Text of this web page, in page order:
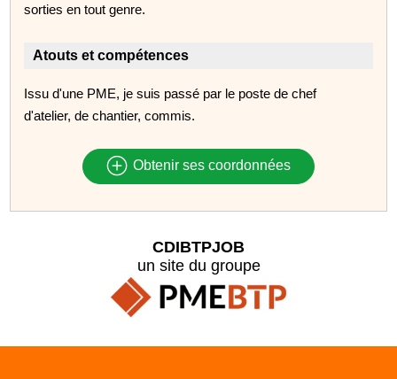
sorties en tout genre.
Atouts et compétences
Issu d'une PME, je suis passé par le poste de chef
d'atelier, de chantier, commis.
Obtenir ses coordonnées
CDIBTPJOB
un site du groupe